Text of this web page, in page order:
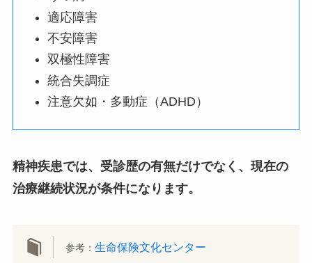
適応障害
不安障害
双極性障害
統合失調症
注意欠如・多動症（ADHD）
精神疾患では、受診歴の有無だけでなく、現在の
治療継続状況が条件になります。
参考：生命保険文化センター